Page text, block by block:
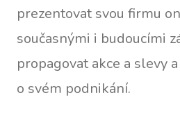
prezentovat svou firmu
současnými i budoucími
propagovat akce a slevy
o svém podnikání.